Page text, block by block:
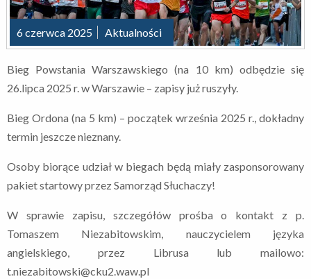
6 czerwca 2025 Aktualności
Bieg Powstania Warszawskiego (na 10 km) odbędzie się
26.lipca 2025 r. w Warszawie – zapisy już ruszyły.
Bieg Ordona (na 5 km) – początek września 2025 r., dokładny
termin jeszcze nieznany.
Osoby biorące udział w biegach będą miały zasponsorowany
pakiet startowy przez Samorząd Słuchaczy!
W sprawie zapisu, szczegółów prośba o kontakt z p.
Tomaszem Niezabitowskim, nauczycielem języka
angielskiego, przez Librusa lub mailowo:
t.niezabitowski@cku2.waw.pl